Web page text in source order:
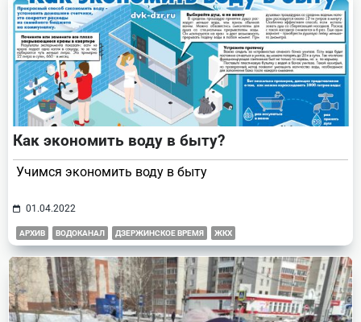
Как экономить воду в быту?
Учимся экономить воду в быту
01.04.2022
АРХИВ ВОДОКАНАЛ ДЗЕРЖИНСКОЕ ВРЕМЯ ЖКХ